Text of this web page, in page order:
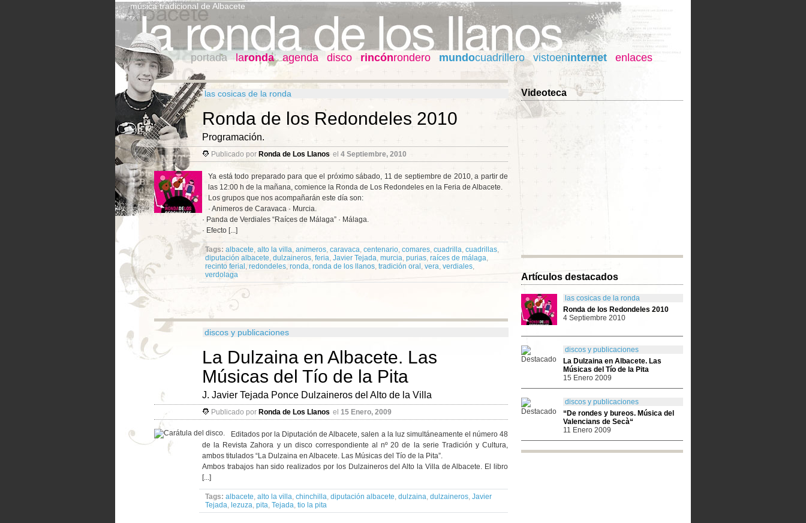
música tradicional de Albacete
portada laronda agenda disco rincónrondero mundocuadrillero vistoeninternet enlaces
las cosicas de la ronda
Ronda de los Redondeles 2010
Programación.
Publicado por Ronda de Los Llanos el 4 Septiembre, 2010
Ya está todo preparado para que el próximo sábado, 11 de septiembre de 2010, a partir de
las 12:00 h de la mañana, comience la Ronda de Los Redondeles en la Feria de Albacete.
Los grupos que nos acompañarán este día son:
· Animeros de Caravaca · Murcia.
· Panda de Verdiales “Raíces de Málaga” · Málaga.
· Efecto [...]
Tags: albacete, alto la villa, animeros, caravaca, centenario, comares, cuadrilla, cuadrillas,
diputación albacete, dulzaineros, feria, Javier Tejada, murcia, purias, raíces de málaga,
recinto ferial , redondeles, ronda, ronda de los llanos, tradición oral , vera, verdiales,
verdolaga
discos y publicaciones
La Dulzaina en Albacete. Las
Músicas del Tío de la Pita
J. Javier Tejada Ponce Dulzaineros del Alto de la Villa
Publicado por Ronda de Los Llanos el 15 Enero, 2009
Editados por la Diputación de Albacete, salen a la luz simultáneamente el número 48
de la Revista Zahora y un disco correspondiente al nº 20 de la serie Tradición y Cultura,
ambos titulados “La Dulzaina en Albacete. Las Músicas del Tío de la Pita”.
Ambos trabajos han sido realizados por los Dulzaineros del Alto la Villa de Albacete. El libro
[...]
Tags: albacete, alto la villa, chinchilla, diputación albacete, dulzaina, dulzaineros, Javier
Tejada, lezuza, pita, Tejada, tio la pita
Videoteca
Artículos destacados
las cosicas de la ronda
Ronda de los Redondeles 2010
4 Septiembre 2010
discos y publicaciones
La Dulzaina en Albacete. Las
Músicas del Tío de la Pita
15 Enero 2009
discos y publicaciones
“De rondes y bureos. Música del
Valencians de Secà“
11 Enero 2009